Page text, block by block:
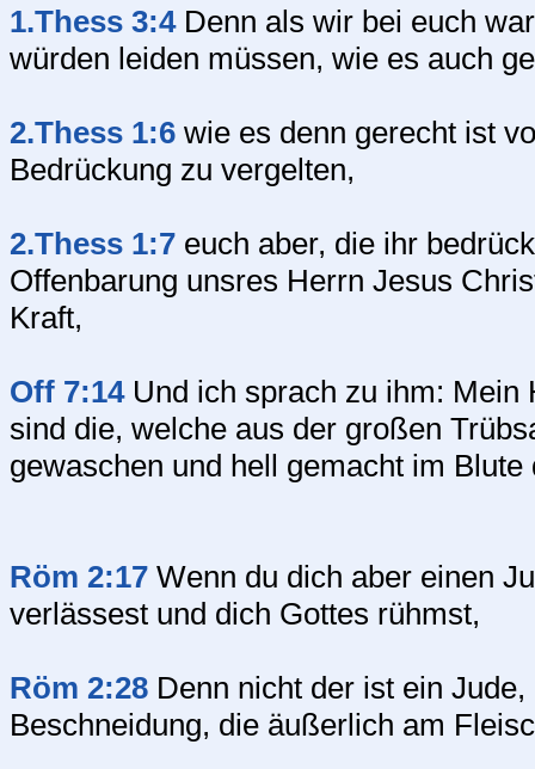
1.Thess 3:4Denn als wir bei euch
würden leiden müssen, wie es auch
2.Thess 1:6 wie es denn gerecht ist
Bedrückung zu vergelten,
2.Thess 1:7 euch aber, die ihr
Offenbarung unsres Herrn Jesus
Kraft,
Off 7:14Und ich sprach zu ihm: Mein
sind die, welche aus der großen
gewaschen und hell gemacht im Blute
Röm 2:17 Wenn du dich aber einen
verlässest und dich Gottes rühmst,
Röm 2:28 Denn nicht der ist ein
Beschneidung, die äußerlich am